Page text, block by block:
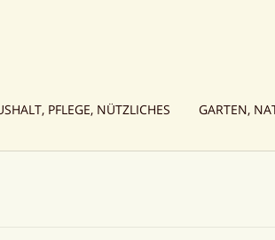
PFLEGE, NÜTZLICHES GARTEN,